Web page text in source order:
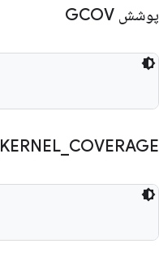
پوشش GCOV
KERNEL COVERAGE